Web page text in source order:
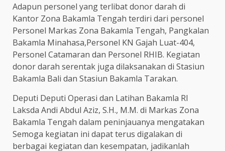
Adapun personel yang terlibat donor darah di
Kantor Zona Bakamla Tengah terdiri dari personel
Personel Markas Zona Bakamla Tengah, Pangkalan
Bakamla Minahasa,Personel KN Gajah Luat-404,
Personel Catamaran dan Personel RHIB. Kegiatan
donor darah serentak juga dilaksanakan di Stasiun
Bakamla Bali dan Stasiun Bakamla Tarakan.
Deputi Deputi Operasi dan Latihan Bakamla RI
Laksda Andi Abdul Aziz, S.H., M.M. di Markas Zona
Bakamla Tengah dalam peninjauanya mengatakan
Semoga kegiatan ini dapat terus digalakan di
berbagai kegiatan dan kesempatan, jadikanlah